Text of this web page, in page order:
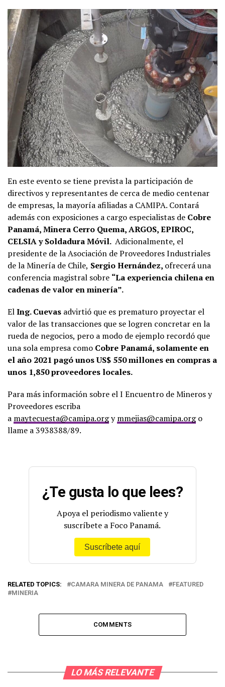
En este evento se tiene prevista la participación de
directivos y representantes de cerca de medio centenar
de empresas, la mayoría afiliadas a CAMIPA. Contará
además con exposiciones a cargo especialistas de Cobre
Panamá, Minera Cerro Quema, ARGOS, EPIROC,
CELSIA y Soldadura Móvil. Adicionalmente, el
presidente de la Asociación de Proveedores Industriales
de la Minería de Chile, Sergio Hernández, ofrecerá una
conferencia magistral sobre “La experiencia chilena en
cadenas de valor en minería”.
ElIng. Cuevas advirtió que es prematuro proyectar el
valor de las transacciones que se logren concretar en la
rueda de negocios, pero a modo de ejemplo recordó que
una sola empresa como Cobre Panamá, solamente en
el año 2021 pagó unos US$ 550 millones en compras a
unos 1,850 proveedores locales.
Para más información sobre el I Encuentro de Mineros y
Proveedores escriba
a maytecuesta@camipa.orgymmejias@camipa.orgo
llame a 3938388/89.
¿Te gusta lo que lees?
Apoya el periodismo valiente y
suscríbete a Foco Panamá.
Suscríbete aquí
RELATED TOPICS: CAMARA MINERA DE PANAMA
FEATURED
MINERIA
COMMENTS
LO MÁS RELEVANTE